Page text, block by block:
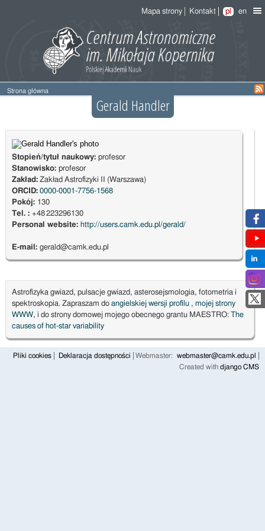
Mapa strony Kontakt pl en
Strona główna
Gerald Handler
Stopień/tytuł naukowy: profesor
Stanowisko: profesor
Zakład:Zakład Astrofizyki II (Warszawa)
ORCID: 0000-0001-7756-1568
Pokój: 130
Tel. : +48 223296130
Personal website: http://users.camk.edu.pl/gerald/
E-mail: gerald@camk.edu.pl
Astrofizyka gwiazd, pulsacje gwiazd, asterosejsmologia, fotometria i
spektroskopia. Zapraszam do angielskiej wersji profilu , mojej strony
WWW, i do strony domowej mojego obecnego grantu MAESTRO:
The
causes of hot-star variability
Pliki cookies Deklaracja dostępności Webmaster:
webmaster@camk.edu.pl
Created with django CMS